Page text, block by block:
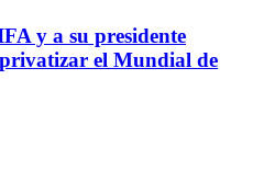
y a su presidente
el Mundial de